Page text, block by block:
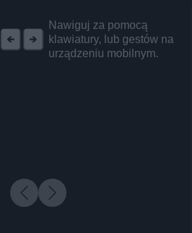
Nawiguj za pomocą
klawiatury, lub gestów na
urządzeniu mobilnym.